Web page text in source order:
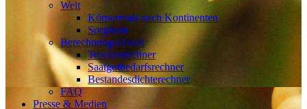
Welt
Körnermais nach Kontinenten
Sorghum
Berechnungs-Tools
Trockenrechner
Saatgutbedarfsrechner
Bestandesdichterechner
FAQ
Presse & Medien